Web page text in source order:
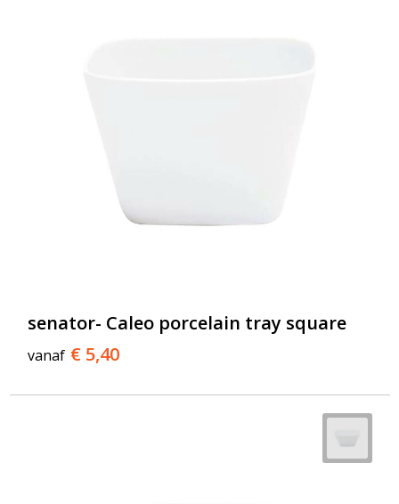
senator- Caleo porcelain tray square
vanaf € 5,40